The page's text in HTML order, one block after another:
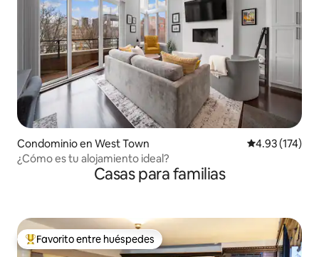
Condominio en West Town Calificación
4.93 (174)
¿Cómo es tu alojamiento ideal?
Casas para familias
De los mejores en Favorito entre huéspedes
Favorito entre huéspedes